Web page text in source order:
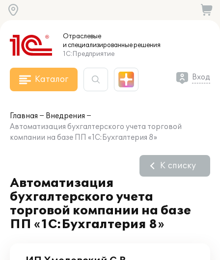
Отраслевые
и специализированныерешения
1С:Предприятие
Каталог Вход
Главная
Внедрения
Автоматизация бухгалтерского учета торговой
компании на базе ПП «1С:Бухгалтерия 8»
Автоматизация
бухгалтерского учета
торговой компании на базе
ПП «1С:Бухгалтерия 8»
К списку